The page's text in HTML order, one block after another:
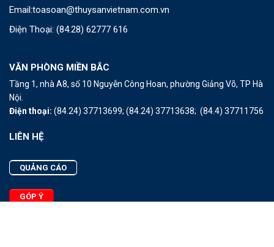
Email:toasoan@thuysanvietnam.com.vn
Điện Thoại: (84.28) 62777 616
VĂN PHÒNG MIỀN BẮC
Tầng 1, nhà A8, số 10 Nguyễn Công Hoan, phường Giảng Võ, TP Hà
Nội.
Điện thoại: (84.24) 37713699; (84.24) 37713638; (84.4) 37711756
LIÊN HỆ
QUẢNG CÁO
GÓP Ý